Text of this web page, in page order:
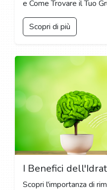
e Come Trovare il Tuo
Scopri di più
Scopri l'importanza di